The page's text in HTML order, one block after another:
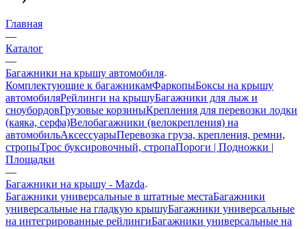
Главная
—
Каталог
—
Багажники на крышу автомобиля
Комплектующие к багажникамФаркопыБоксы на крышу
автомобиляРейлинги на крышуБагажники для лыж и
сноубордовГрузовые корзиныКрепления для перевозки лодки
(каяка, серфа)Велобагажники (велокрепления) на
автомобильАксессуарыПеревозка груза, крепления, ремни,
стропыТрос буксировочный, стропаПороги | Подножки |
Площадки
—
Багажники на крышу - Mazda
Багажники универсальные в штатные местаБагажники
универсальные на гладкую крышуБагажники универсальные
на интегрированные рейлингиБагажники универсальные на